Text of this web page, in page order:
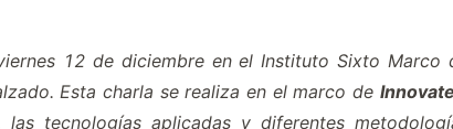
12 de diciembre en el Instituto Sixto Marco
Esta charla se realiza en el marco de
tecnologías aplicadas y diferentes